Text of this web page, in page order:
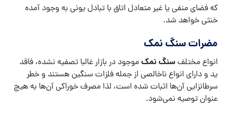
که فضای منفی یا غیر متعادل اتاق با تبادل یونی به وجود آمده
خنثی خواهد شد.
مضرات سنگ نمک
انواع مختلفسنگ نمکموجود در بازار غالبا تصفیه نشده، فاقد
ید و دارای انواع ناخالصی از جمله فلزات سنگین هستند و خطر
سرطانزایی آن‌ها اثبات شده است، لذا مصرف خوراکی آن‌ها به هیچ
عنوان توصیه نمی‌شود.